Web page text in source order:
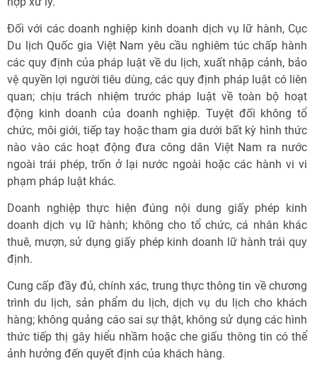
Đối với các doanh nghiệp kinh doanh dịch vụ lữ hành, Cục
Du lịch Quốc gia Việt Nam yêu cầu nghiêm túc chấp hành
các quy định của pháp luật về du lịch, xuất nhập cảnh, bảo
vệ quyền lợi người tiêu dùng, các quy định pháp luật có liên
quan; chịu trách nhiệm trước pháp luật về toàn bộ hoạt
động kinh doanh của doanh nghiệp. Tuyệt đối không tổ
chức, môi giới, tiếp tay hoặc tham gia dưới bất kỳ hình thức
nào vào các hoạt động đưa công dân Việt Nam ra nước
ngoài trái phép, trốn ở lại nước ngoài hoặc các hành vi vi
phạm pháp luật khác.
Doanh nghiệp thực hiện đúng nội dung giấy phép kinh
doanh dịch vụ lữ hành; không cho tổ chức, cá nhân khác
thuê, mượn, sử dụng giấy phép kinh doanh lữ hành trái quy
định.
Cung cấp đầy đủ, chính xác, trung thực thông tin về chương
trình du lịch, sản phẩm du lịch, dịch vụ du lịch cho khách
hàng; không quảng cáo sai sự thật, không sử dụng các hình
thức tiếp thị gây hiểu nhầm hoặc che giấu thông tin có thể
ảnh hưởng đến quyết định của khách hàng.